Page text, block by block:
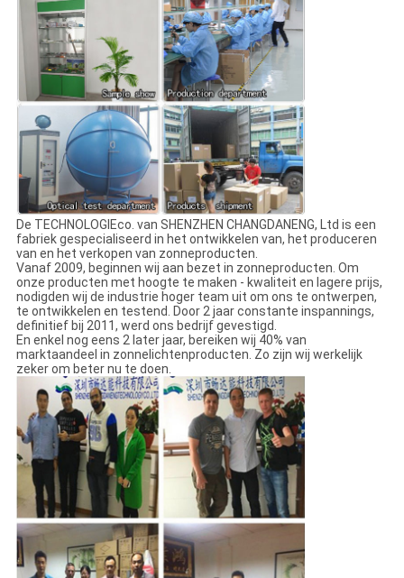
De TECHNOLOGIEco. van SHENZHEN CHANGDANENG, Ltd is een
fabriek gespecialiseerd in het ontwikkelen van, het produceren
van en het verkopen van zonneproducten.
Vanaf 2009, beginnen wij aan bezet in zonneproducten. Om
onze producten met hoogte te maken - kwaliteit en lagere prijs,
nodigden wij de industrie hoger team uit om ons te ontwerpen,
te ontwikkelen en testend. Door 2 jaar constante inspannings,
definitief bij 2011, werd ons bedrijf gevestigd.
En enkel nog eens 2 later jaar, bereiken wij 40% van
marktaandeel in zonnelichtenproducten. Zo zijn wij werkelijk
zeker om beter nu te doen.